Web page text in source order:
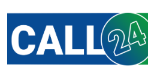
content